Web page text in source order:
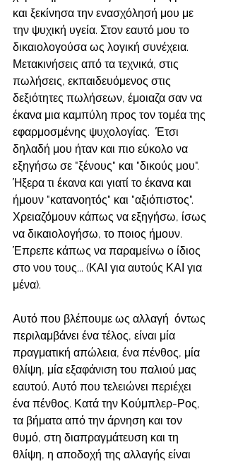
και ξεκίνησα την ενασχόλησή μου με
την ψυχική υγεία. Στον εαυτό μου το
δικαιολογούσα ως λογική συνέχεια.
Μετακινήσεις από τα τεχνικά, στις
πωλήσεις, εκπαιδευόμενος στις
δεξιότητες πωλήσεων, έμοιαζα σαν να
έκανα μια καμπύλη προς τον τομέα της
εφαρμοσμένης ψυχολογίας.  Έτσι
δηλαδή μου ήταν και πιο εύκολο να
εξηγήσω σε "ξένους" και "δικούς μου".
Ήξερα τι έκανα και γιατί το έκανα και
ήμουν "κατανοητός" και "αξιόπιστος".
Χρειαζόμουν κάπως να εξηγήσω, ίσως
να δικαιολογήσω, το ποιος ήμουν.
Έπρεπε κάπως να παραμείνω ο ίδιος
στο νου τους... (ΚΑΙ για αυτούς ΚΑΙ για
μένα).
Αυτό που βλέπουμε ως αλλαγή  όντως
περιλαμβάνει ένα τέλος, είναι μία
πραγματική απώλεια, ένα πένθος, μία
θλίψη, μία εξαφάνιση του παλιού μας
εαυτού. Αυτό που τελειώνει περιέχει
ένα πένθος. Κατά την Κούμπλερ-Ρος,
τα βήματα από την άρνηση και τον
θυμό, στη διαπραγμάτευση και τη
θλίψη, η αποδοχή της αλλαγής είναι